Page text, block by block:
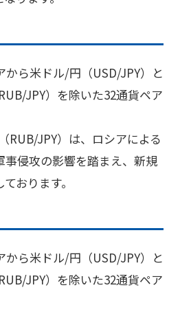
から米ドル/円（USD/JPY）と
JPY）を除いた32通貨ペア
JPY）は、ロシアによる
事侵攻の影響を踏まえ、新規
おります。
から米ドル/円（USD/JPY）と
JPY）を除いた32通貨ペア